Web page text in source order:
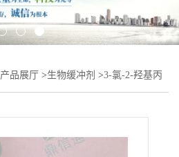
产品展厅 >生物缓冲剂 >3-氯-2-羟基丙